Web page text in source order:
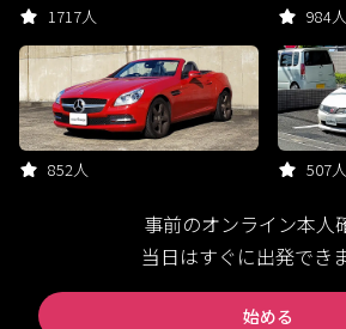
1717人 984人
852人 507人
事前のオンライン本人
当日はすぐに出発でき
始める